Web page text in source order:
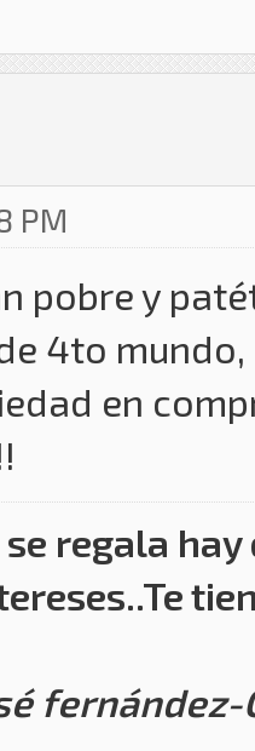
PM
pobre y
4to
en
regala